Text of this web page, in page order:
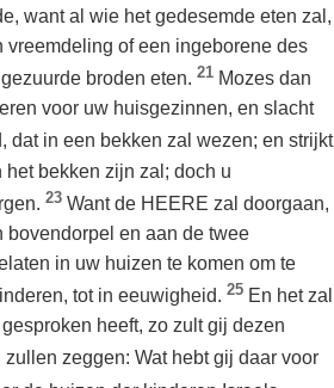
want al wie het gedesemde eten zal,
of een ingeborene des
broden eten. 21 Mozes dan
voor uw huisgezinnen, en slacht
dat in een bekken zal wezen; en strijkt
bekken zijn zal; doch u
23 Want de HEERE zal doorgaan,
en aan de twee
in uw huizen te komen om te
tot in eeuwigheid. 25 En het zal
heeft, zo zult gij dezen
zeggen: Wat hebt gij daar voor